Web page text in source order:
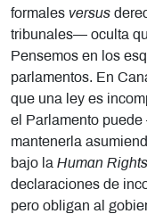
formales versus
tribunales— oculta
Pensemos en los
parlamentos. En
que una ley es
el Parlamento
mantenerla
bajo la Human
declaraciones de
pero obligan al